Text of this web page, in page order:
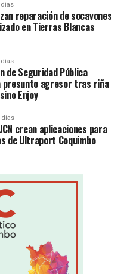
días
reparación de socavones
en Tierras Blancas
días
de Seguridad Pública
presunto agresor tras riña
Enjoy
días
crean aplicaciones para
de Ultraport Coquimbo